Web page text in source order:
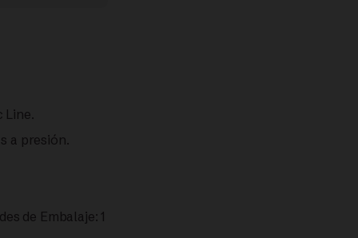
Line.
a presión.
de Embalaje: 1